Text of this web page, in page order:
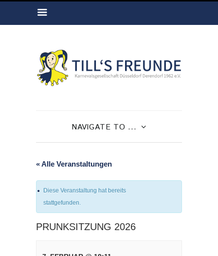
NAVIGATE TO ...
« Alle Veranstaltungen
Diese Veranstaltung hat bereits
stattgefunden.
PRUNKSITZUNG 2026